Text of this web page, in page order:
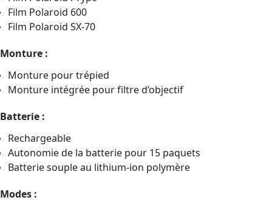
Film Polaroid 600
Film Polaroid SX-70
Monture :
Monture pour trépied
Monture intégrée pour filtre d’objectif
Batterie :
Rechargeable
Autonomie de la batterie pour 15 paquets
Batterie souple au lithium-ion polymère
Modes :